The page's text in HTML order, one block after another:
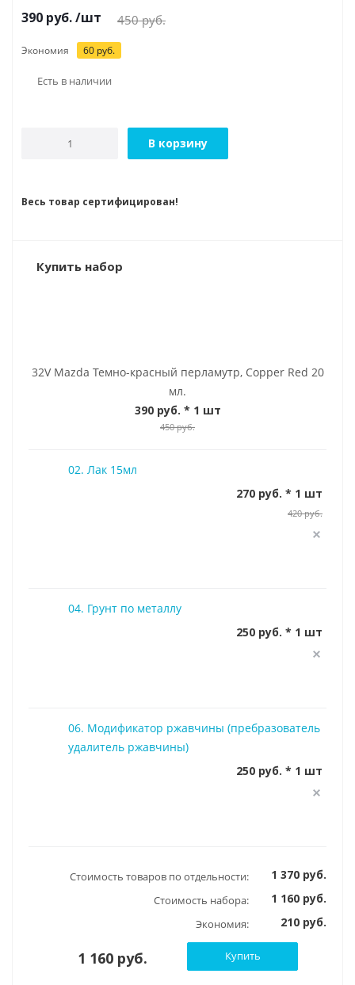
390 руб./шт 450руб.
Экономия 60 руб.
Есть в наличии
В корзину
Весь товар сертифицирован!
Купить набор
32V Mazda Темно-красный перламутр, Copper Red 20
мл.
390 руб. * 1 шт
450 руб.
02. Лак 15мл
270 руб. * 1 шт
420 руб.
04. Грунт по металлу
250 руб. * 1 шт
06. Модификатор ржавчины (пребразователь
удалитель ржавчины)
250 руб. * 1 шт
Стоимость товаров по отдельности: 1 370 руб.
Стоимость набора: 1 160 руб.
Экономия: 210 руб.
1 160 руб. Купить